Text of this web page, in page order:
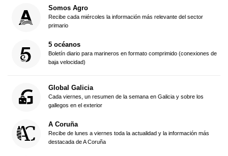
Somos Agro
Recibe cada miércoles la información más relevante del sector
primario
5 océanos
Boletín diario para marineros en formato comprimido (conexiones de
baja velocidad)
Global Galicia
Cada viernes, un resumen de la semana en Galicia y sobre los
gallegos en el exterior
A Coruña
Recibe de lunes a viernes toda la actualidad y la información más
destacada de A Coruña